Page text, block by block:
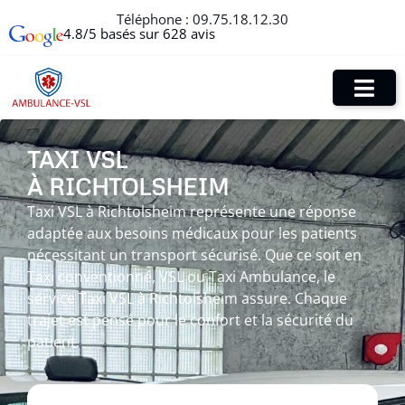
Téléphone : 09.75.18.12.30
4.8/5 basés sur 628 avis
TAXI VSL
À RICHTOLSHEIM
Taxi VSL à Richtolsheim représente une réponse
adaptée aux besoins médicaux pour les patients
nécessitant un transport sécurisé. Que ce soit en
Taxi conventionné, VSL ou Taxi Ambulance, le
service Taxi VSL à Richtolsheim assure. Chaque
trajet est pensé pour le confort et la sécurité du
patient.